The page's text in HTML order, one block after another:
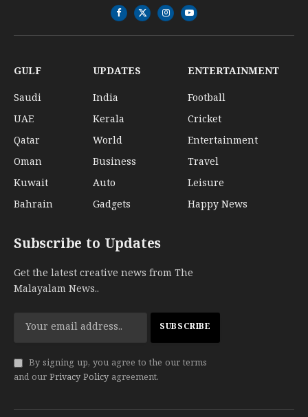
Facebook
X
(Twitter)
InstagramYouTube
GULF
Saudi
UAE
Qatar
Oman
Kuwait
Bahrain
UPDATES
India
Kerala
World
Business
Auto
Gadgets
ENTERTAINMENT
Football
Cricket
Entertainment
Travel
Leisure
Happy News
Subscribe to Updates
Get the latest creative news from The
Malayalam News..
By signing up, you agree to the our terms
and our Privacy Policy agreement.